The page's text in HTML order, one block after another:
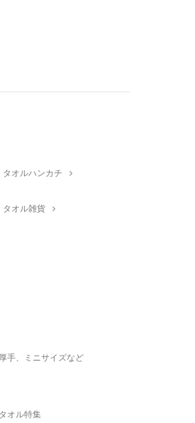
タオルハンカチ
タオル雑貨
手、ミニサイズなど
オル特集